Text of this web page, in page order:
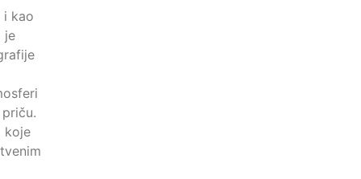
i kao
je
koje